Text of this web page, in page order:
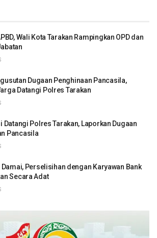
Wali Kota Tarakan Rampingkan OPD dan
Dugaan Penghinaan Pancasila,
Datangi Polres Tarakan
Datangi Polres Tarakan, Laporkan Dugaan
Pancasila
Damai, Perselisihan dengan Karyawan Bank
Secara Adat